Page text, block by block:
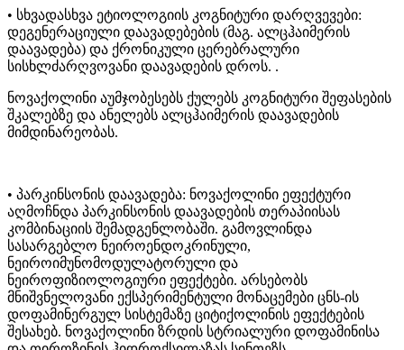
• სხვადასხვა ეტიოლოგიის კოგნიტური დარღვევები:
დეგენერაციული დაავადებების (მაგ. ალცჰაიმერის
დაავადება) და ქრონიკული ცერებრალური
სისხლძარღვოვანი დაავადების დროს. .
ნოვაქოლინი აუმჯობესებს ქულებს კოგნიტური შეფასების
შკალებზე და ანელებს ალცჰაიმერის დაავადების
მიმდინარეობას.
• პარკინსონის დაავადება: ნოვაქოლინი ეფექტური
აღმოჩნდა პარკინსონის დაავადების თერაპიისას
კომბინაციის შემადგენლობაში. გამოვლინდა
სასარგებლო ნეიროენდოკრინული,
ნეიროიმუნომოდულატორული და
ნეიროფიზიოლოგიური ეფექტები. არსებობს
მნიშვნელოვანი ექსპერიმენტული მონაცემები ცნს-ის
დოფამინერგულ სისტემაზე ციტიქოლინის ეფექტების
შესახებ. ნოვაქოლინი ზრდის სტრიალური დოფამინისა